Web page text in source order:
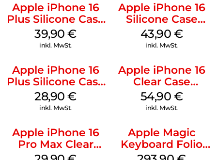
Apple iPhone 16
Plus Silicone Case
MagSafe Plum
39,90€
inkl. MwSt.
Apple iPhone 16
Silicone Case
MagSafe Plum
43,90 €
inkl. MwSt.
Apple iPhone 16
Plus Silicone Case
MagSafe Black
28,90€
inkl. MwSt.
Apple iPhone 16
Clear Case
MagSafe
Transparent
54,90 €
inkl. MwSt.
Apple iPhone 16
Pro Max Clear
Case MagSafe
Apple Magic
Keyboard Folio
iPad 10.9″ (10.Gen.)